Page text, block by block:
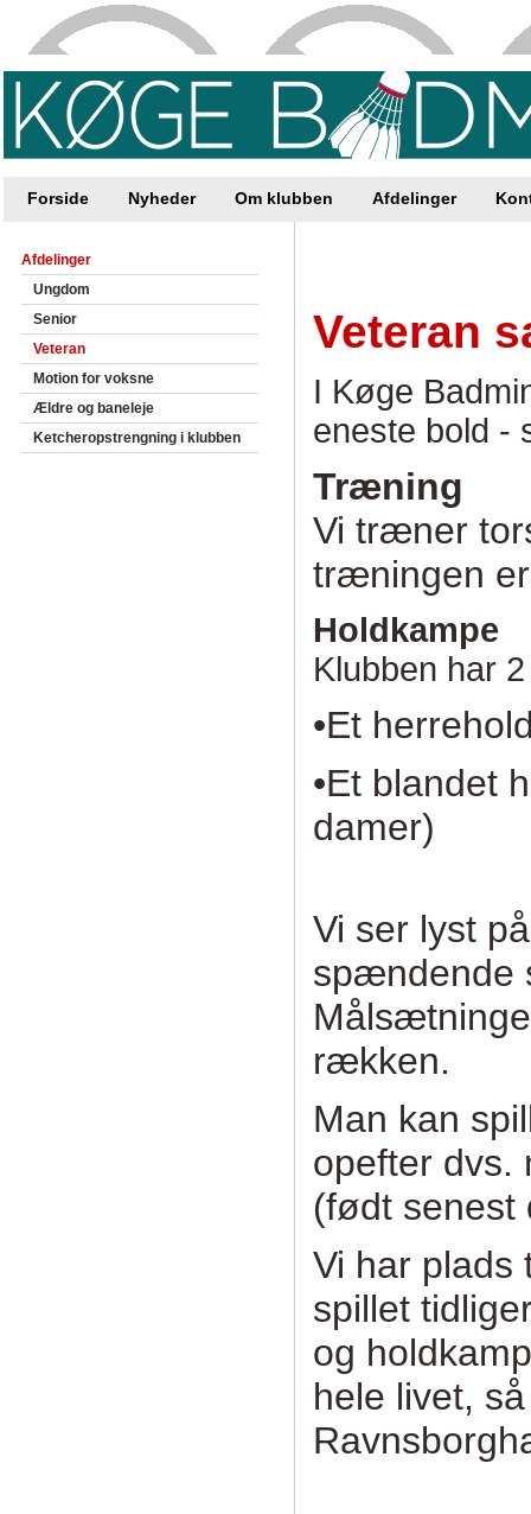
Forside Nyheder Om klubben Afdelinger
Afdelinger
Ungdom
Senior
Veteran
Motion for voksne
Ældre og baneleje
Ketcheropstrengning i klubben
Veteran
I Køge
eneste bold -
Træning
Vi træner
træningen
Holdkampe
Klubben har
•Et
•Et blandet
damer)
Vi ser lyst
spændende
rækken.
Man kan
opefter dvs.
(født
Vi har plads
spillet
og
hele livet,